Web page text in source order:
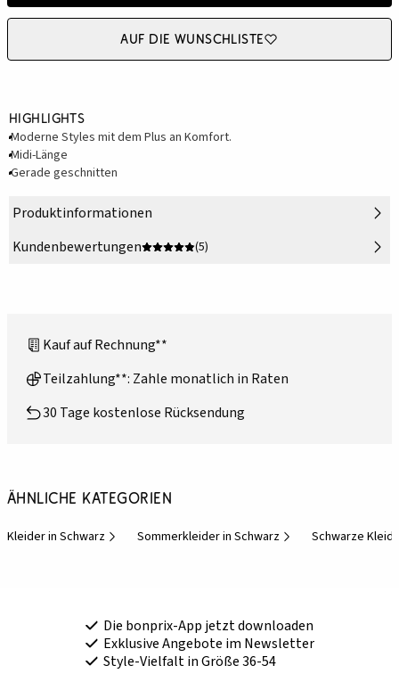
Auf die Wunschliste
Highlights
Moderne Styles mit dem Plus an Komfort.
Midi-Länge
Gerade geschnitten
Produktinformationen
Kundenbewertungen
(5)
Kauf auf Rechnung**
Teilzahlung**: Zahle monatlich in Raten
30 Tage kostenlose Rücksendung
Ähnliche Kategorien
Kleider in Schwarz Sommerkleider in Schwarz Schwarze
Die bonprix-App jetzt downloaden
Exklusive Angebote im Newsletter
Style-Vielfalt in Größe 36-54